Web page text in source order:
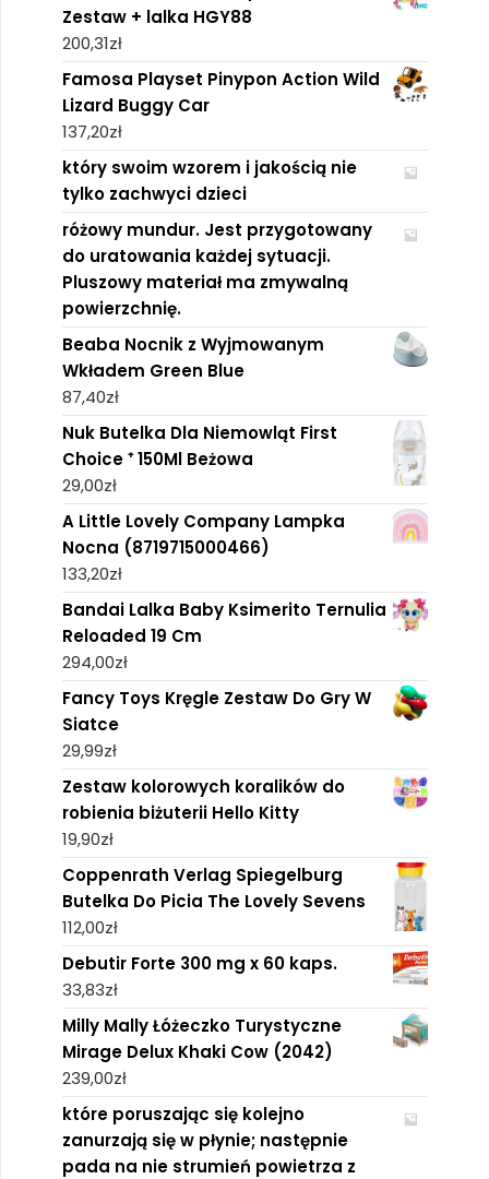
Zestaw + lalka HGY88
200,31zł
Famosa Playset Pinypon Action Wild
Lizard Buggy Car
137,20zł
który swoim wzorem i jakością nie
tylko zachwyci dzieci
różowy mundur. Jest przygotowany
do uratowania każdej sytuacji.
Pluszowy materiał ma zmywalną
powierzchnię.
Beaba Nocnik z Wyjmowanym
Wkładem Green Blue
87,40zł
Nuk Butelka Dla Niemowląt First
Choice ⁺ 150Ml Beżowa
29,00zł
A Little Lovely Company Lampka
Nocna (8719715000466)
133,20zł
Bandai Lalka Baby Ksimerito Ternulia
Reloaded 19 Cm
294,00zł
Fancy Toys Kręgle Zestaw Do Gry W
Siatce
29,99zł
Zestaw kolorowych koralików do
robienia biżuterii Hello Kitty
19,90zł
Coppenrath Verlag Spiegelburg
Butelka Do Picia The Lovely Sevens
112,00zł
Debutir Forte 300 mg x 60 kaps.
33,83zł
Milly Mally Łóżeczko Turystyczne
Mirage Delux Khaki Cow (2042)
239,00zł
które poruszając się kolejno
zanurzają się w płynie; następnie
pada na nie strumień powietrza z